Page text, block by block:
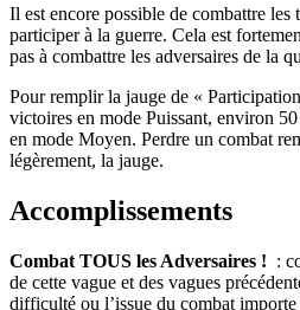
Il est encore possible de combattre les
participer à la guerre. Cela est
pas à combattre les adversaires de la
Pour remplir la jauge de «
victoires en mode Puissant, environ
en mode Moyen. Perdre un combat
légèrement, la jauge.
Accomplissements
Combat TOUS les Adversaires ! :
de cette vague et des vagues
difficulté ou l’issue du combat importe